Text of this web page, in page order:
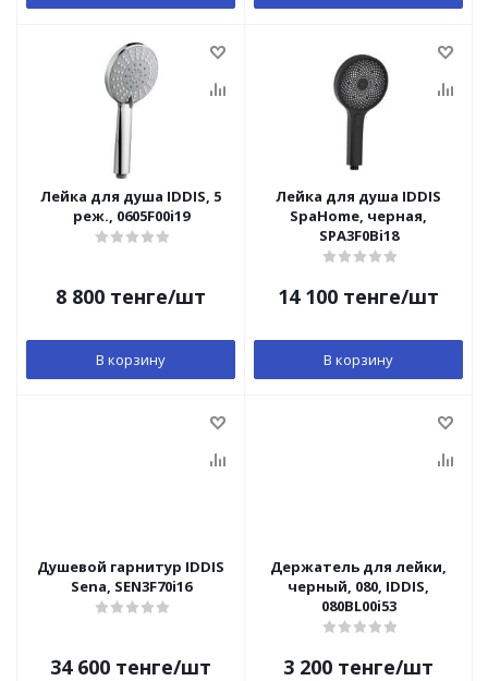
Лейка для душа IDDIS, 5
реж., 0605F00i19
8 800 тенге/шт
В корзину
Лейка для душа IDDIS
SpaHome, черная,
SPA3F0Bi18
14 100 тенге/шт
В корзину
Душевой гарнитур IDDIS
Sena, SEN3F70i16
34 600 тенге/шт
Держатель для лейки,
черный, 080, IDDIS,
080BL00i53
3 200 тенге/шт